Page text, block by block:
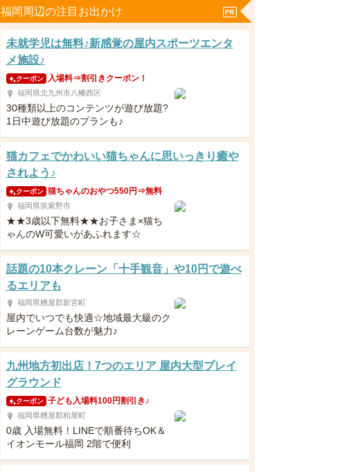
福岡周辺の注目お出かけ
未就学児は無料♪新感覚の屋内スポーツエンタ
メ施設♪
クーポン 入場料⇒割引きクーポン！
福岡県北九州市八幡西区
30種類以上のコンテンツが遊び放題?
1日中遊び放題のプランも♪
猫カフェでかわいい猫ちゃんに思いっきり癒や
されよう♪
クーポン 猫ちゃんのおやつ550円⇒無料
福岡県筑紫野市
★★3歳以下無料★★お子さま×猫ち
ゃんのW可愛いがあふれます☆
話題の10本クレーン「十手観音」や10円で遊べ
るエリアも
福岡県糟屋郡新宮町
屋内でいつでも快適☆地域最大級のク
レーンゲーム台数が魅力♪
九州地方初出店！7つのエリア 屋内大型プレイ
グラウンド
クーポン 子ども入場料100円割引き♪
福岡県糟屋郡粕屋町
0歳 入場無料！LINEで順番待ちOK＆
イオンモール福岡 2階で便利